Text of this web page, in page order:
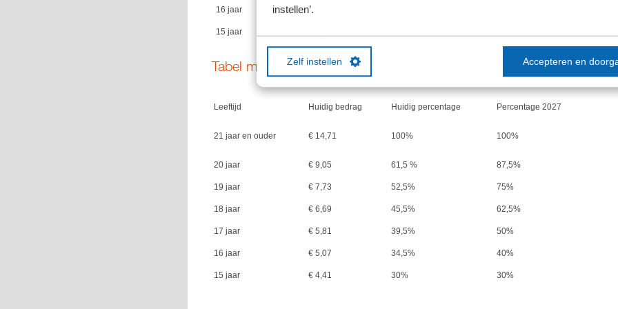
instellen’.
Zelf instellen Accepteren en
16 jaar € 5,07
15 jaar
Tabel minimumjeugdloon bbl
Leeftijd Huidig bedrag Huidig percentage Percentage 2027
21 jaar en ouder € 14,71 100% 100%
20 jaar € 9,05 61,5 % 87,5%
19 jaar € 7,73 52,5% 75%
18 jaar € 6,69 45,5% 62,5%
17 jaar € 5,81 39,5% 50%
16 jaar € 5,07 34,5% 40%
15 jaar € 4,41 30% 30%